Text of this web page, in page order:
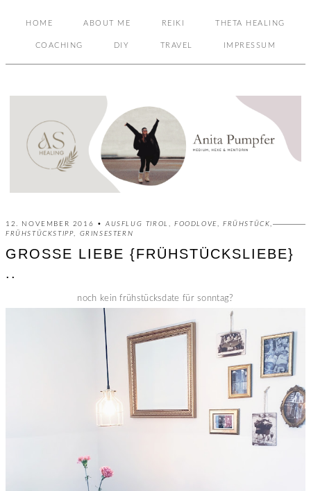
HOME ABOUT ME REIKI THETA HEALING
COACHING DIY TRAVEL IMPRESSUM
12. NOVEMBER 2016 • AUSFLUG TIROL ,FOODLOVE ,FRÜHSTÜCK ,
FRÜHSTÜCKSTIPP
GRINSESTERN
GROSSE LIEBE {FRÜHSTÜCKSLIEBE} .
.
noch kein frühstücksdate für sonntag?